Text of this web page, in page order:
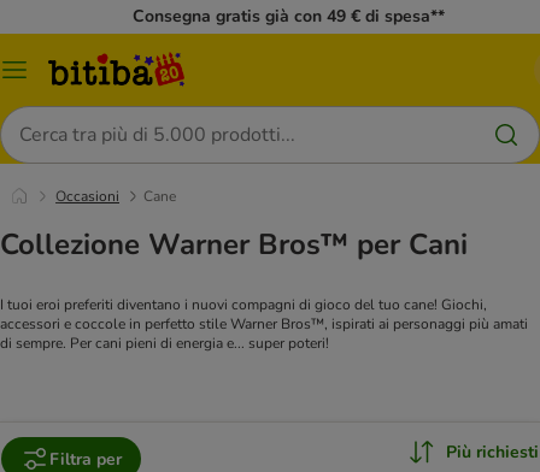
Consegna gratis già con 49 € di spesa**
Overview
Cerca
Occasioni Cane
Collezione Warner Bros™ per Cani
I tuoi eroi preferiti diventano i nuovi compagni di gioco del tuo cane! Giochi,
accessori e coccole in perfetto stile Warner Bros™, ispirati ai personaggi più amati
di sempre. Per cani pieni di energia e... super poteri!
Filtra per Più richiesti